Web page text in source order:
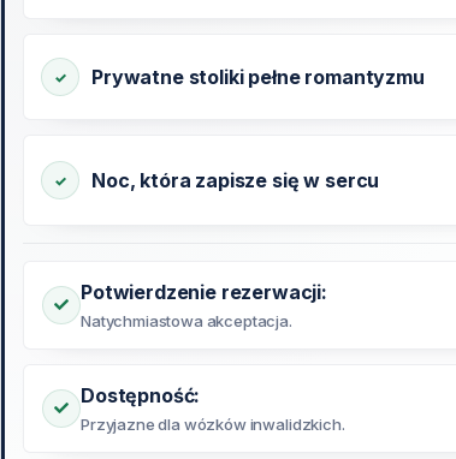
Prywatne stoliki pełne romantyzmu
Noc, która zapisze się w sercu
Potwierdzenie rezerwacji:
Natychmiastowa akceptacja.
Dostępność:
Przyjazne dla wózków inwalidzkich.